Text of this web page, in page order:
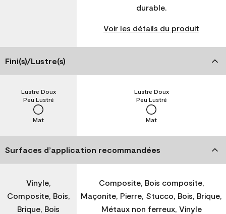
durable.
Voir les détails du produit
Fini(s)/Lustre(s)
Mat
Peu Lustré
Lustre Doux
Mat
Peu Lustré
Lustre Doux
Surfaces d’application recommandées
Vinyle,
Composite, Bois,
Brique, Bois
Composite, Bois composite,
Maçonite, Pierre, Stucco, Bois, Brique,
Métaux non ferreux, Vinyle